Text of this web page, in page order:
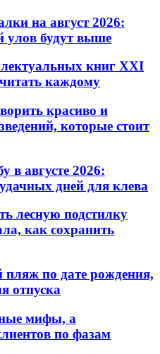
на август 2026:
улов будут выше
книг XXI
каждому
красиво и
которые стоит
в августе 2026:
дней для клева
лесную подстилку
как сохранить
по дате рождения,
отпуска
мифы, а
по фазам